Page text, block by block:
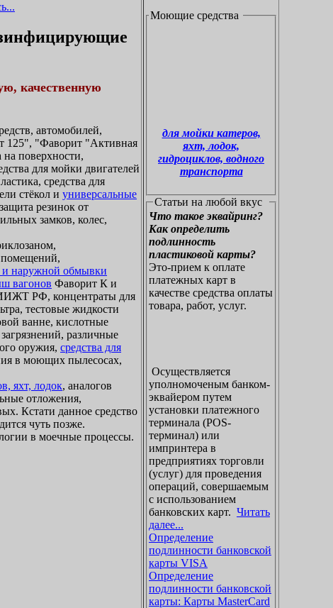
качественную
автомобилей,
125", "Фаворит "Активная
поверхности,
для мойки двигателей
средства для
стёкол и универсальные
резинок от
замков, колес,
помещений,
и наружной обмывки
вагонов Фаворит К и
РФ, концентраты для
тестовые жидкости
ванне, кислотные
различные
оружия, средства для
в моющих пылесосах,
яхт, лодок, аналогов
отложения,
Кстати данное средство
чуть позже.
в моечные процессы.
Моющие средства
для мойки катеров,
яхт, лодок,
гидроциклов, водного
транспорта
Статьи на любой вкус
Что такое эквайринг?
Как определить
подлинность
пластиковой карты?
Это-прием к оплате
платежных карт в
качестве средства оплаты
товара, работ, услуг.
Осуществляется
уполномоченым банком-
эквайером путем
установки платежного
терминала (POS-
терминал) или
импринтера в
предприятиях торговли
(услуг) для проведения
операций, совершаемым
с использованием
банковских карт. Читать
далее...
Определение
подлинности банковской
карты VISA
Определение
подлинности банковской
карты: Карты MasterCard